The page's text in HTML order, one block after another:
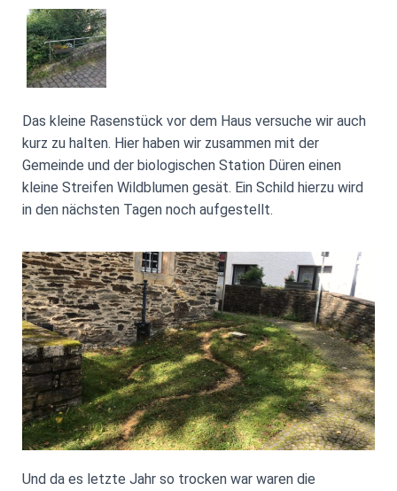
Das kleine Rasenstück vor dem Haus versuche wir auch
kurz zu halten. Hier haben wir zusammen mit der
Gemeinde und der biologischen Station Düren einen
kleine Streifen Wildblumen gesät. Ein Schild hierzu wird
in den nächsten Tagen noch aufgestellt.
Und da es letzte Jahr so trocken war waren die